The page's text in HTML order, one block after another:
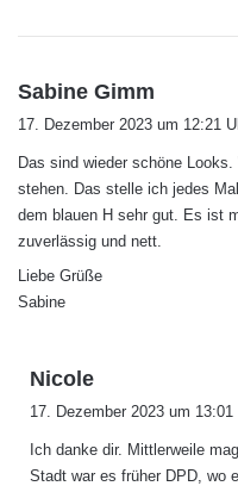
Sabine Gimm
t
:
17. Dezember 2023 um 12:21
Das sind wieder schöne
stehen. Das stelle ich jedes
dem blauen H sehr gut. Es ist
zuverlässig und nett.
Liebe Grüße
Sabine
Nicole
t
17. Dezember 2023 um 13:01
Ich danke dir. Mittlerweile
Stadt war es früher DPD, wo